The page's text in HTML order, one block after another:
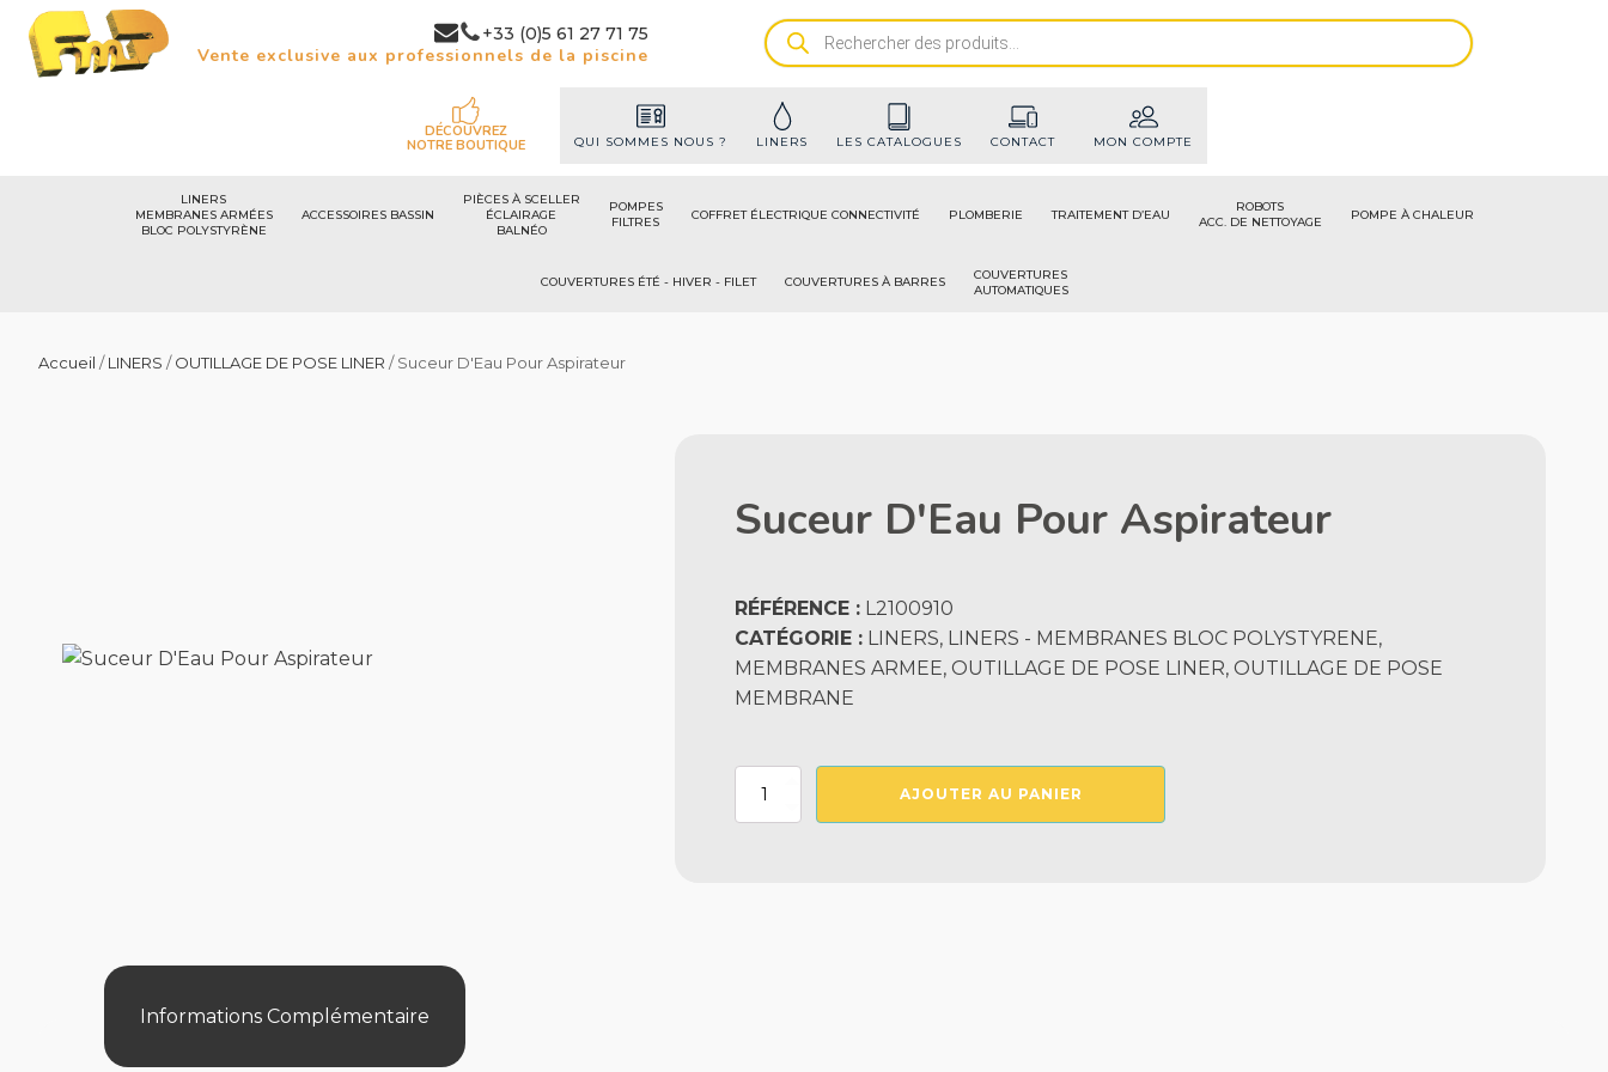
+33 (0)5 61 27 71 75
Vente exclusive aux professionnels de la piscine
Recherche
de
DÉCOUVREZ
NOTRE BOUTIQUE
QUI SOMMES NOUS ? LINERS LES CATALOGUES CONTACT MON COMPTE
LINERS
MEMBRANES ARMÉES
BLOC POLYSTYRÈNE
ACCESSOIRES BASSIN
PIÈCES À SCELLER
ÉCLAIRAGE
BALNÉO
POMPES
FILTRES
COFFRET ÉLECTRIQUE CONNECTIVITÉ PLOMBERIE TRAITEMENT D’EAU
ROBOTS
ACC. DE NETTOYAGE
POMPE À CHALEUR
COUVERTURES ÉTÉ - HIVER - FILET COUVERTURES À BARRES
COUVERTURES
AUTOMATIQUES
Accueil /LINERS /OUTILLAGE DE POSE LINER / Suceur D'Eau Pour Aspirateur
Suceur D'Eau Pour Aspirateur
RÉFÉRENCE : L2100910
CATÉGORIE : LINERS, LINERS - MEMBRANES BLOC POLYSTYRENE,
MEMBRANES ARMEE, OUTILLAGE DE POSE LINER, OUTILLAGE DE POSE
MEMBRANE
quantité
AJOUTER AU PANIER
Informations Complémentaire